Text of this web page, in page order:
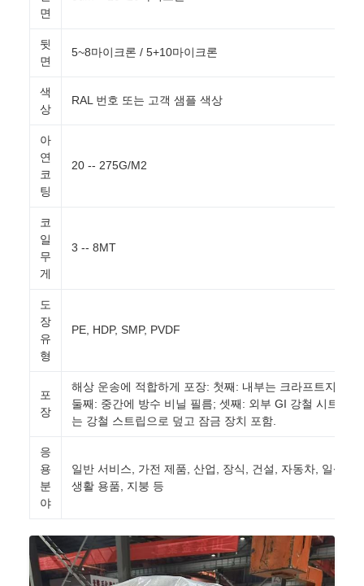
면
뒷
면
5~8마이크론 / 5+10마이크론
색
상
RAL 번호 또는 고객 샘플 색상
아
연
코
팅
20 -- 275G/M2
코
일
무
게
3 -- 8MT
도
장
유
형
PE, HDP, SMP, PVDF
포
장
해상 운송에 적합하게 포장: 첫째: 내부는 크라프트지;
둘째: 중간에 방수 비닐 필름; 셋째: 외부 GI 강철 시트
는 강철 스트립으로 덮고 잠금 장치 포함.
응
용
분
야
일반 서비스, 가전 제품, 산업, 장식, 건설, 자동차, 일상
생활 용품, 지붕 등